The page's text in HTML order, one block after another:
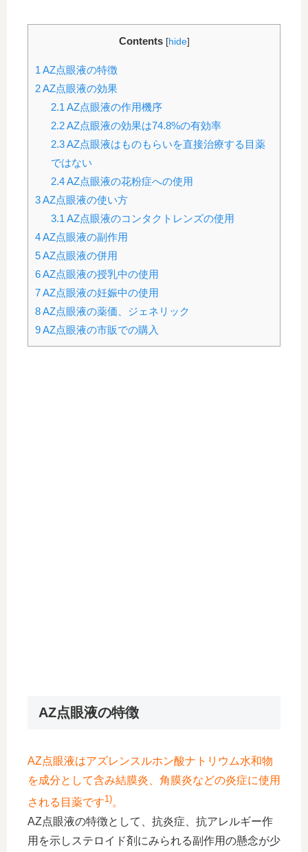
Contents [hide]
1 AZ点眼液の特徴
2AZ点眼液の効果
2.1 AZ点眼液の作用機序
2.2AZ点眼液の効果は74.8%の有効率
2.3AZ点眼液はものもらいを直接治療する目薬
ではない
2.4AZ点眼液の花粉症への使用
3AZ点眼液の使い方
3.1 AZ点眼液のコンタクトレンズの使用
4AZ点眼液の副作用
5AZ点眼液の併用
6AZ点眼液の授乳中の使用
7AZ点眼液の妊娠中の使用
8AZ点眼液の薬価、ジェネリック
9AZ点眼液の市販での購入
AZ点眼液の特徴
AZ点眼液はアズレンスルホン酸ナトリウム水和物
を成分として含み結膜炎、角膜炎などの炎症に使用
される目薬です1)。
AZ点眼液の特徴として、抗炎症、抗アレルギー作
用を示しステロイド剤にみられる副作用の懸念が少